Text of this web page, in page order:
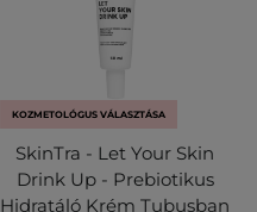
KOZMETOLÓGUS VÁLASZTÁSA
SkinTra - Let Your Skin
Drink Up - Prebiotikus
Hidratáló Krém Tubusban